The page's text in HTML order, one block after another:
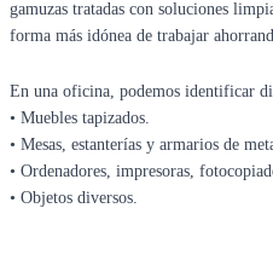
gamuzas tratadas con soluciones
forma más idónea de trabajar
En una oficina, podemos identificar
• Muebles tapizados.
• Mesas, estanterías y armarios de
• Ordenadores, impresoras,
• Objetos diversos.